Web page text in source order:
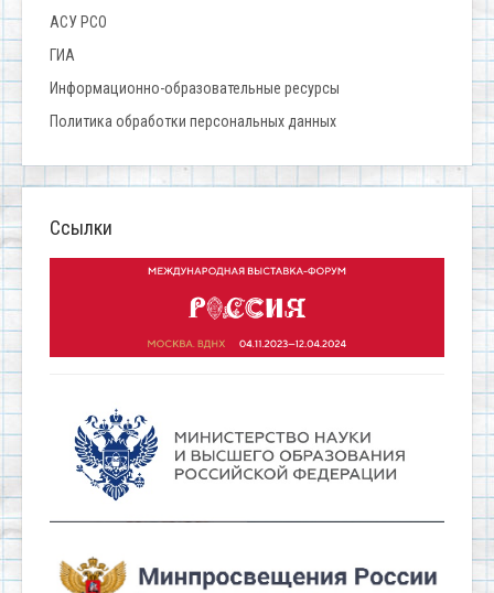
АСУ РСО
ГИА
Информационно-образовательные ресурсы
Политика обработки персональных данных
Ссылки